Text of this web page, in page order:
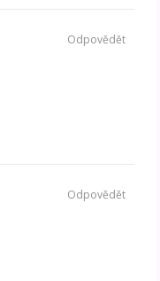
Odpovědět
Odpovědět